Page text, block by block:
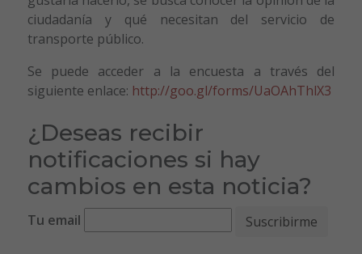
ciudadanía y qué necesitan del servicio de
transporte público.
Se puede acceder a la encuesta a través del
siguiente enlace: http://goo.gl/forms/UaOAhThlX3
¿Deseas recibir
notificaciones si hay
cambios en esta noticia?
Tu email